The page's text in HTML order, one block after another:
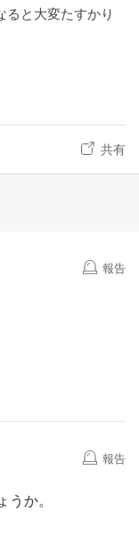
ると大変たすかり
共有
報告
報告
うか。